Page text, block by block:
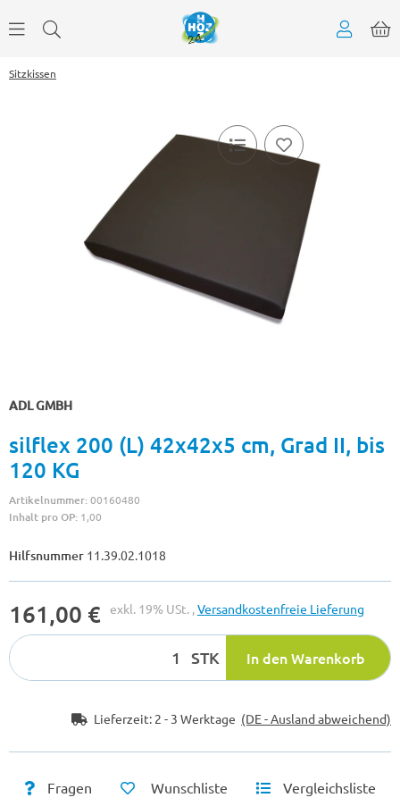
Sitzkissen
ADL GMBH
silflex 200 (L) 42x42x5 cm, Grad II, bis
120 KG
Artikelnummer:00160480
Inhalt pro OP: 1,00
Hilfsnummer 11.39.02.1018
161,00 € exkl. 19% USt. ,Versandkostenfreie Lieferung
STK In den Warenkorb
Lieferzeit: 2 - 3 Werktage (DE - Ausland abweichend)
Fragen Wunschliste Vergleichsliste